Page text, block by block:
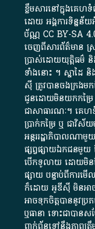
ខ្លឹមសារ​នៅ​ក្នុង​គេហ
ដោយ​ អង្គការ​ទិន្នន័យ​
ប័ណ្ណ​CC BY-SA
ចេញពី​សារព័ត៌មាន ស្
ប្រាស់​ដោយ​យុត្តិធម៌​ និង​
ទាំង​នោះ​ ។​ ស្នាដៃ​
ស៊ី​ ត្រូវ​បាន​ចងក្រង​ម
ជូន​ដោយ​មិន​យក​កម្រៃ​
ជា​សាធារណៈ​។​ គេហទំ
ប្រាក់​កម្រៃ​ ឬ​ ជា​វិស័
អន្តររដ្ឋាភិបាល​ណា
ផ្សព្វផ្សាយ​ឯកជន​
បើក​ទូលាយ​ ដោយ​មិន
ផ្សាយ​ បន្ទាប់​ពី​ការ​
ក៏​ដោយ​ អូ​ឌី​ស៊ី​ មិន​អាច​
អាច​ទុកចិត្ត​បាននូវ​ប្
ឬ​ធានា​ ទោះជា​បាន​ស